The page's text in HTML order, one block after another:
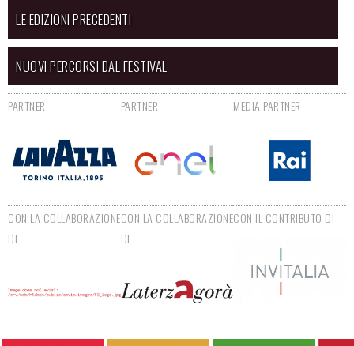
LE EDIZIONI PRECEDENTI
NUOVI PERCORSI DAL FESTIVAL